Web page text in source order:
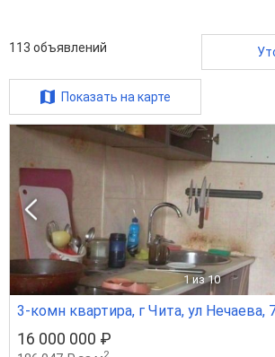
113 объявлений
Показать на карте
1 из 10
3-комн квартира, г Чита, ул Нечаева,
16 000 000 ₽
2